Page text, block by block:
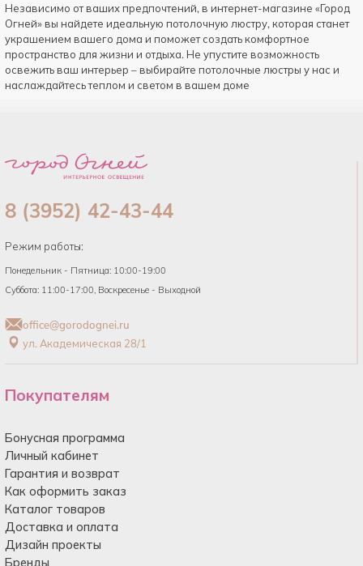
Независимо от ваших предпочтений, в интернет-магазине «Город
Огней» вы найдете идеальную потолочную люстру, которая станет
украшением вашего дома и поможет создать комфортное
пространство для жизни и отдыха. Не упустите возможность
освежить ваш интерьер – выбирайте потолочные люстры у нас и
наслаждайтесь теплом и светом в вашем доме
8 (3952) 42-43-44
Режим работы:
Понедельник - Пятница: 10:00-19:00
Суббота: 11:00-17:00, Воскресенье - Выходной
office@gorodognei.ru
ул. Академическая 28/1
Покупателям
Бонусная программа
Личный кабинет
Гарантия и возврат
Как оформить заказ
Каталог товаров
Доставка и оплата
Дизайн проекты
Бренды